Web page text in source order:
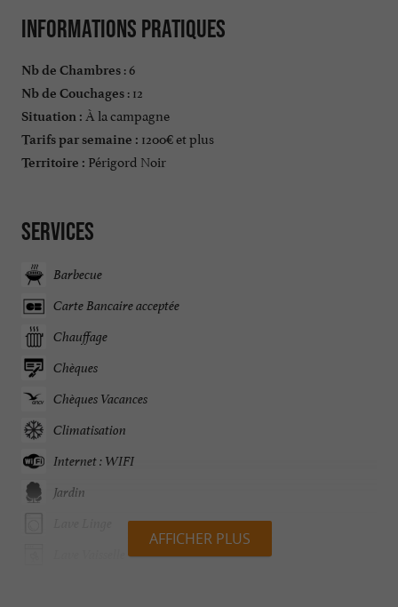
Informations pratiques
Nb de Chambres : 6
Nb de Couchages : 12
Situation : À la campagne
Tarifs par semaine : 1200€ et plus
Territoire : Périgord Noir
Services
Barbecue
Carte Bancaire acceptée
Chauffage
Chèques
Chèques Vacances
Climatisation
Internet : WIFI
Jardin
AFFICHER PLUS